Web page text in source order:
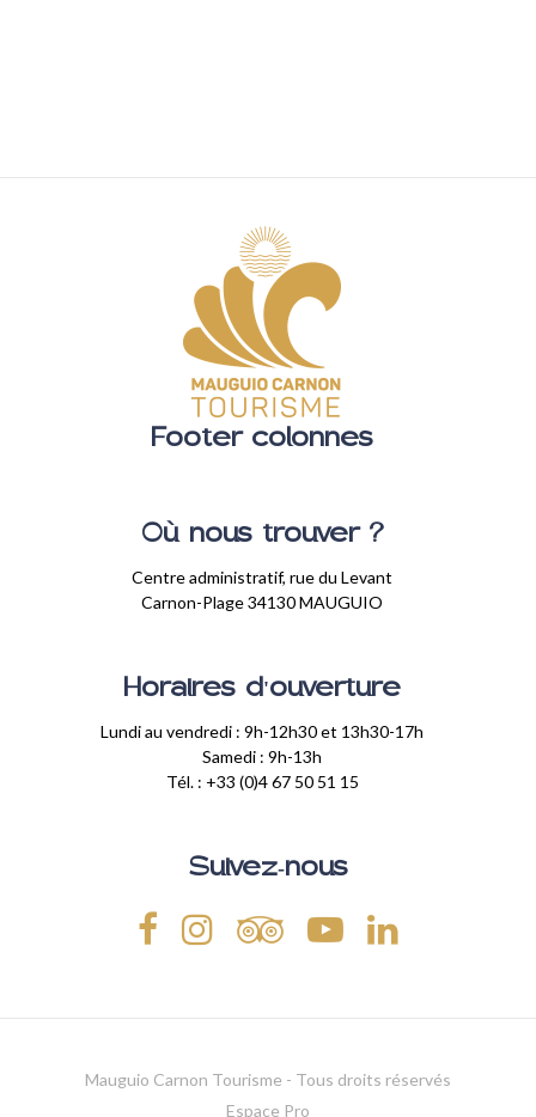
Footer colonnes
Où nous trouver ?
Centre administratif, rue du Levant
Carnon-Plage 34130 MAUGUIO
Horaires d'ouverture
Lundi au vendredi : 9h-12h30 et 13h30-17h
Samedi : 9h-13h
Tél. : +33 (0)4 67 50 51 15
Suivez-nous
Mauguio Carnon Tourisme - Tous droits réservés
Espace Pro